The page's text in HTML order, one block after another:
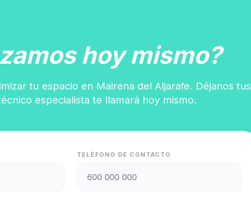
hoy mismo?
tu espacio en Mairena del Aljarafe. Déjanos tus
especialista te llamará hoy mismo.
TELÉFONO DE CONTACTO